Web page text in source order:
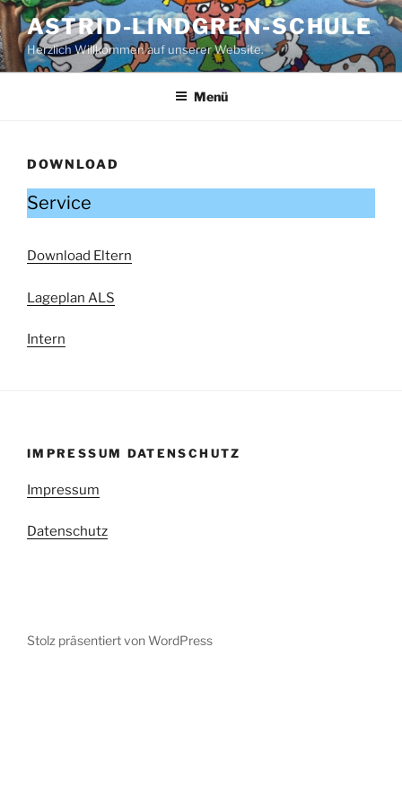
Zum
Inhalt
springen
ASTRID-LINDGREN-SCHULE
Herzlich Willkommen auf unserer Website.
Menü
DOWNLOAD
Service
Download Eltern
Lageplan ALS
Intern
IMPRESSUM DATENSCHUTZ
Impressum
Datenschutz
Stolz präsentiert von WordPress